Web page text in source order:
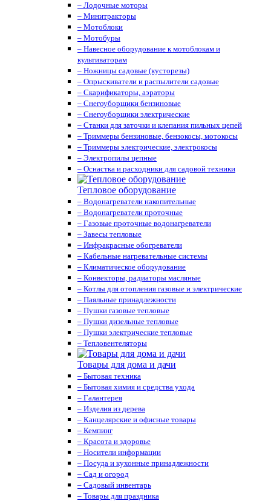
– Лодочные моторы
– Минитракторы
– Мотоблоки
– Мотобуры
– Навесное оборудование к мотоблокам и
культиваторам
– Ножницы садовые (кусторезы)
– Опрыскиватели и распылители садовые
– Скарификаторы, аэраторы
– Снегоуборщики бензиновые
– Снегоуборщики электрические
– Станки для заточки и клепания пильных цепей
– Триммеры бензиновые, бензокосы, мотокосы
– Триммеры электрические, электрокосы
– Электропилы цепные
– Оснастка и расходники для садовой техники
Тепловое оборудование
– Водонагреватели накопительные
– Водонагреватели проточные
– Газовые проточные водонагреватели
– Завесы тепловые
– Инфракрасные обогреватели
– Кабельные нагревательные системы
– Климатическое оборудование
– Конвекторы, радиаторы масляные
– Котлы для отопления газовые и электрические
– Паяльные принадлежности
– Пушки газовые тепловые
– Пушки дизельные тепловые
– Пушки электрические тепловые
– Тепловентеляторы
Товары для дома и дачи
– Бытовая техника
– Бытовая химия и средства ухода
– Галантерея
– Изделия из дерева
– Канцелярские и офисные товары
– Кемпинг
– Красота и здоровье
– Носители информации
– Посуда и кухонные принадлежности
– Сад и огород
– Садовый инвентарь
– Товары для праздника